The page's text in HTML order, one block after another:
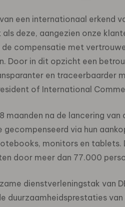
een internationaal erkend
deze, aangezien onze
compensatie met
Door in dit opzicht een
en traceerbaarder
of International
maanden na de lancering
via hun
monitors en tablets.
door meer dan 77.000
dienstverleningstak van
duurzaamheidsprestaties